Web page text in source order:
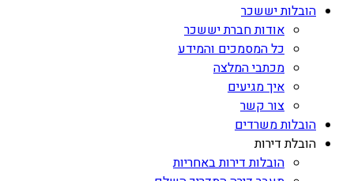
הובלות יששכר
אודות חברת יששכר
כל המסמכים והמידע
מכתבי המלצה
איך מגיעים
צור קשר
הובלות משרדים
הובלת דירות
הובלות דירות באחריות